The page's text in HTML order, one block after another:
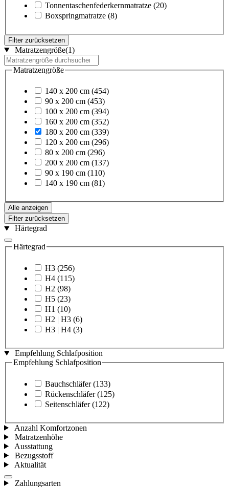
Tonnentaschenfederkernmatratze (20)
Boxspringmatratze (8)
Filter zurücksetzen
Matratzengröße(1)
Matratzengröße
140 x 200 cm (454)
90 x 200 cm (453)
100 x 200 cm (394)
160 x 200 cm (352)
180 x 200 cm (339)
120 x 200 cm (296)
80 x 200 cm (296)
200 x 200 cm (137)
90 x 190 cm (110)
140 x 190 cm (81)
Alle anzeigen
Filter zurücksetzen
Härtegrad
Härtegrad
H3 (256)
H4 (115)
H2 (98)
H5 (23)
H1 (10)
H2 | H3 (6)
H3 | H4 (3)
Empfehlung Schlafposition
Empfehlung Schlafposition
Bauchschläfer (133)
Rückenschläfer (125)
Seitenschläfer (122)
Anzahl Komfortzonen
Matratzenhöhe
Ausstattung
Bezugsstoff
Aktualität
Zahlungsarten